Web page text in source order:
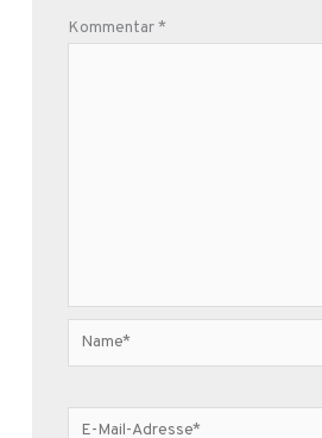
Kommentar*
Name*
E-